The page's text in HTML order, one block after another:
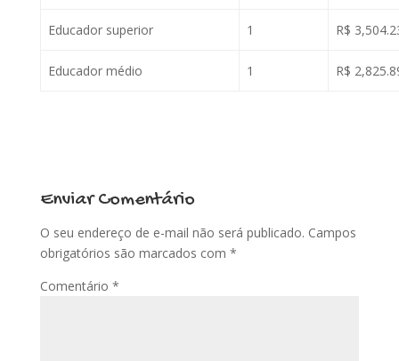
Educador superior 1 R$
Educador médio 1 R$
Enviar Comentário
O seu endereço de e-mail não será publicado. Campos
obrigatórios são marcados com *
Comentário *